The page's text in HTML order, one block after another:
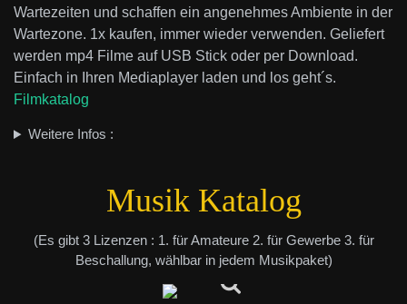
Wartezeiten und schaffen ein angenehmes Ambiente in der
Wartezone. 1x kaufen, immer wieder verwenden. Geliefert
werden mp4 Filme auf USB Stick oder per Download.
Einfach in Ihren Mediaplayer laden und los geht´s.
Filmkatalog
Weitere Infos :
Musik Katalog
(Es gibt 3 Lizenzen : 1. für Amateure 2. für Gewerbe 3. für
Beschallung, wählbar in jedem Musikpaket)